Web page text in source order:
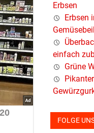
Erbsen
Erbsen
einfach
Grüne
FOLGE